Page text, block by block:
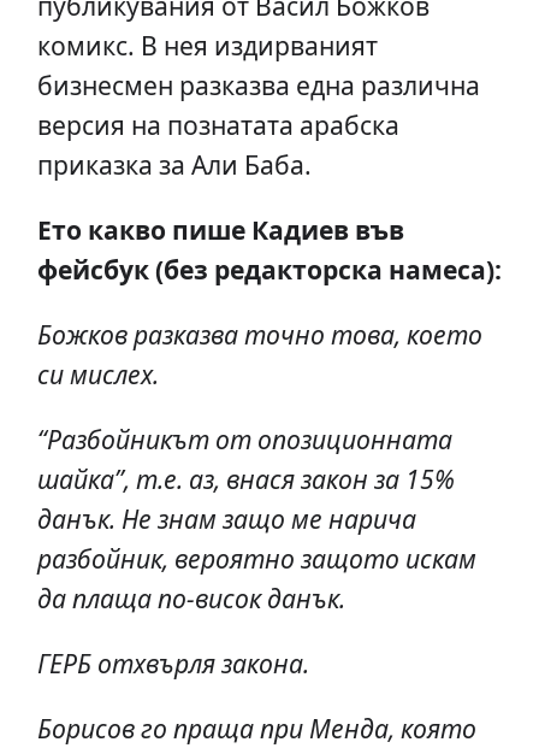
комикс. В нея издирваният
бизнесмен разказва една различна
версия на познатата арабска
приказка за Али Баба.
Ето какво пише Кадиев във
фейсбук (без редакторска намеса):
Божков разказва точно това, което
си мислех.
“Разбойникът от опозиционната
шайка”, т.е. аз, внася закон за 15%
данък. Не знам защо ме нарича
разбойник, вероятно защото искам
да плаща по-висок данък.
ГЕРБ отхвърля закона.
Борисов го праща при Менда, която